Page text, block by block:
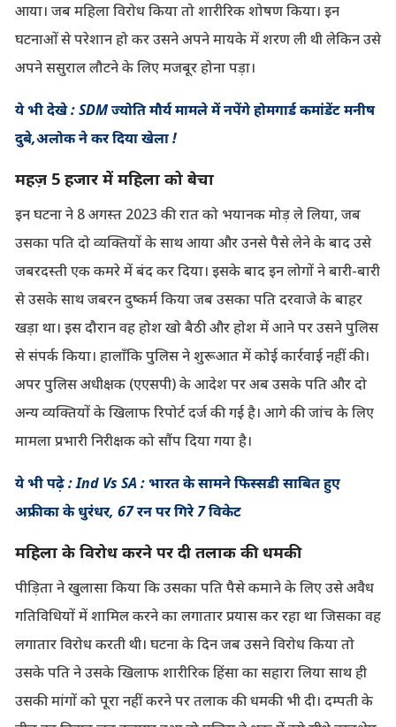
आया। जब महिला विरोध किया तो शारीरिक शोषण किया। इन
घटनाओं से परेशान हो कर उसने अपने मायके में शरण ली थी लेकिन उसे
अपने ससुराल लौटने के लिए मजबूर होना पड़ा।
ये भी देखे : SDM ज्योति मौर्य मामले में नपेंगे होमगार्ड कमांडेंट मनीष
दुबे,अलोक ने कर दिया खेला !
महज़ 5 हजार में महिला को बेचा
इन घटना ने 8 अगस्त 2023 की रात को भयानक मोड़ ले लिया, जब
उसका पति दो व्यक्तियों के साथ आया और उनसे पैसे लेने के बाद उसे
जबरदस्ती एक कमरे में बंद कर दिया। इसके बाद इन लोगों ने बारी-बारी
से उसके साथ जबरन दुष्कर्म किया जब उसका पति दरवाजे के बाहर
खड़ा था। इस दौरान वह होश खो बैठी और होश में आने पर उसने पुलिस
से संपर्क किया। हालाँकि पुलिस ने शुरूआत में कोई कार्रवाई नहीं की।
अपर पुलिस अधीक्षक (एएसपी) के आदेश पर अब उसके पति और दो
अन्य व्यक्तियों के खिलाफ रिपोर्ट दर्ज की गई है। आगे की जांच के लिए
मामला प्रभारी निरीक्षक को सौंप दिया गया है।
ये भी पढ़े : Ind Vs SA : भारत के सामने फिस्सडी साबित हुए
अफ्रीका के धुरंधर, 67 रन पर गिरे 7 विकेट
महिला के विरोध करने पर दी तलाक की धमकी
पीड़िता ने खुलासा किया कि उसका पति पैसे कमाने के लिए उसे अवैध
गतिविधियों में शामिल करने का लगातार प्रयास कर रहा था जिसका वह
लगातार विरोध करती थी। घटना के दिन जब उसने विरोध किया तो
उसके पति ने उसके खिलाफ शारीरिक हिंसा का सहारा लिया साथ ही
उसकी मांगों को पूरा नहीं करने पर तलाक की धमकी भी दी। दम्पती के